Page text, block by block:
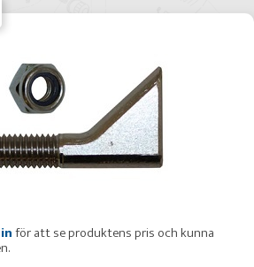
för att se produktens pris och kunna